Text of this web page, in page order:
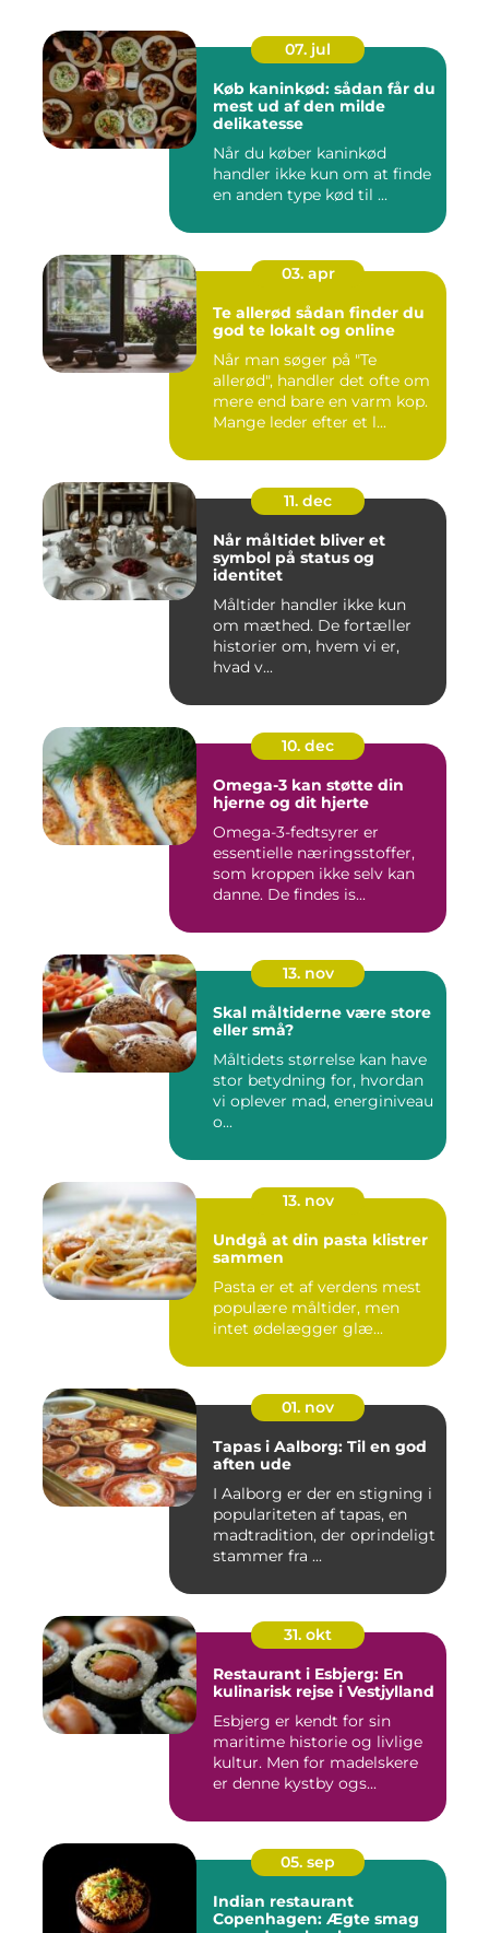
07. jul
Køb kaninkød: sådan får du
mest ud af den milde
delikatesse
Når du køber kaninkød
handler ikke kun om at finde
en anden type kød til ...
03. apr
Te allerød sådan finder du
god te lokalt og online
Når man søger på "Te
allerød", handler det ofte om
mere end bare en varm kop.
Mange leder efter et l...
11. dec
Når måltidet bliver et
symbol på status og
identitet
Måltider handler ikke kun
om mæthed. De fortæller
historier om, hvem vi er,
hvad v...
10. dec
Omega-3 kan støtte din
hjerne og dit hjerte
Omega-3-fedtsyrer er
essentielle næringsstoffer,
som kroppen ikke selv kan
danne. De findes is...
13. nov
Skal måltiderne være store
eller små?
Måltidets størrelse kan have
stor betydning for, hvordan
vi oplever mad, energiniveau
o...
13. nov
Undgå at din pasta klistrer
sammen
Pasta er et af verdens mest
populære måltider, men
intet ødelægger glæ...
01. nov
Tapas i Aalborg: Til en god
aften ude
I Aalborg er der en stigning i
populariteten af tapas, en
madtradition, der oprindeligt
stammer fra ...
31. okt
Restaurant i Esbjerg: En
kulinarisk rejse i Vestjylland
Esbjerg er kendt for sin
maritime historie og livlige
kultur. Men for madelskere
er denne kystby ogs...
05. sep
Indian restaurant
Copenhagen: Ægte smag